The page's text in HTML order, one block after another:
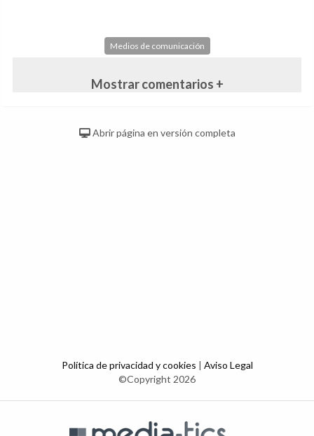
Medios de comunicación
Mostrar comentarios +
Abrir página en versión completa
Política de privacidad y cookies | Aviso Legal
©Copyright 2026